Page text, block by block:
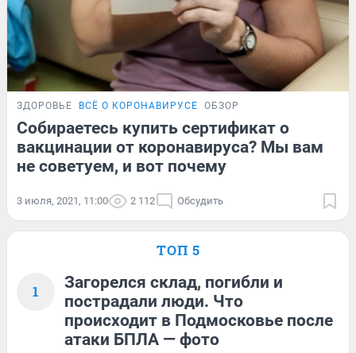
ЗДОРОВЬЕ ВСЁ О КОРОНАВИРУСЕ ОБЗОР
Собираетесь купить сертификат о
вакцинации от коронавируса? Мы вам
не советуем, и вот почему
3 июля, 2021, 11:00 2 112 Обсудить
ТОП 5
1
Загорелся склад, погибли и
пострадали люди. Что
происходит в Подмосковье после
атаки БПЛА — фото